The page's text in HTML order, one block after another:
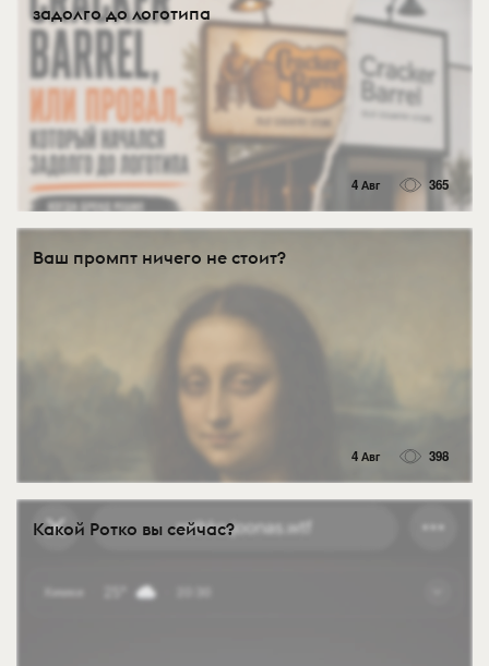
задолго до логотипа
4 Авг 365
Ваш промпт ничего не стоит?
4 Авг 398
Какой Ротко вы сейчас?